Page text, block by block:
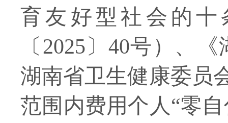
育友好型社会的
〔2025〕40号）、
湖南省卫生健康委员
范围内费用个人“零